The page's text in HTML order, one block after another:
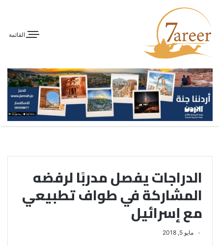
القائمة
الدراجات يفصل مدربًا لرفضه
المشاركة في طواف تطبيعي
مع إسرائيل
مايو 5, 2018